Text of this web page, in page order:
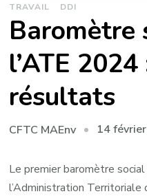
TRAVAIL
DDI
Baromètre
l’ATE
résultats
CFTC MAEnv 14
Le premier baromètre
l’Administration